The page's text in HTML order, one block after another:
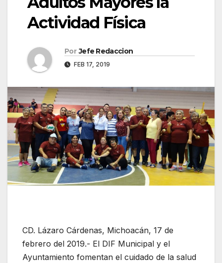
Actividad Física
Por Jefe Redaccion
FEB 17, 2019
CD. Lázaro Cárdenas, Michoacán, 17 de
febrero del 2019.- El DIF Municipal y el
Ayuntamiento fomentan el cuidado de la salud